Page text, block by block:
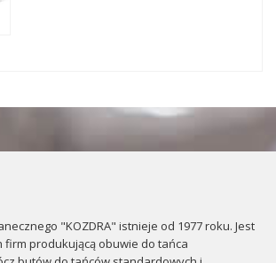
"KOZDRA" istnieje od 1977 roku. Jest
firm produkującą obuwie do tańca